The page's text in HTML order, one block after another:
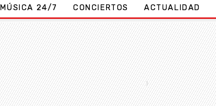
MÚSICA 24/7 CONCIERTOS ACTUALIDAD